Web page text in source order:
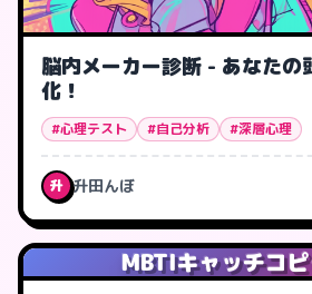
脳内メーカー診断 - あなたの
化！
#心理テスト #自己分析 #深層心理
升 升田んぼ
MBTIキャッチコ